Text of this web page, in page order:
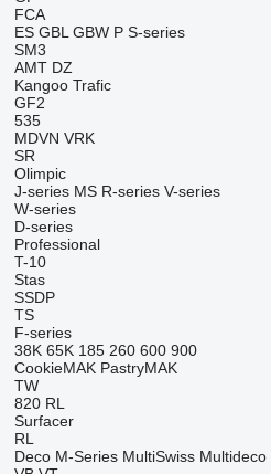
FCA
ES GBL GBW P S-series
SM3
AMT DZ
Kangoo Trafic
GF2
535
MDVN VRK
SR
Olimpic
J-series MS R-series V-series
W-series
D-series
Professional
T-10
Stas
SSDP
TS
F-series
38K 65K 185 260 600 900
CookieMAK PastryMAK
TW
820 RL
Surfacer
RL
Deco M-Series MultiSwiss Multideco